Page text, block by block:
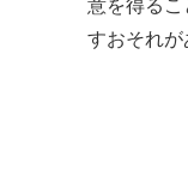
意を得る
すおそれが